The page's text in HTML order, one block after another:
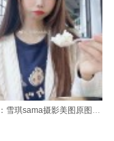
独家分享：雪琪sama摄影美图原图集锦